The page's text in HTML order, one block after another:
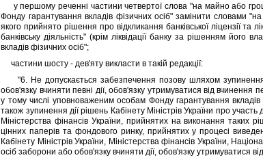
у першому реченнi частини четвертої слова "на майно або
Фонду гарантування вкладiв фiзичних осiб" замiнити словами
якого прийнято рiшення про вiдкликання банкiвської лiцензiї та
банкiвську дiяльнiсть" (крiм лiквiдацiї банку за рiшенням його
вкладiв фiзичних осiб";
частини шосту - дев'яту викласти в такiй редакцiї:
"6. Не допускається забезпечення позову шляхом зупинення
обов'язку вчиняти певнi дiї, обов'язку утримуватися вiд
у тому числi уповноваженим особам Фонду гарантування
також зупинення дiї рiшень Кабiнету Мiнiстрiв України про
Мiнiстерства фiнансiв України, прийнятих на виконання таких
цiнних паперiв та фондового ринку, прийнятих у процесi
Кабiнету Мiнiстрiв України, Мiнiстерства фiнансiв України,
осiб заборони або обов'язку вчиняти дiї, обов'язку утримуватися